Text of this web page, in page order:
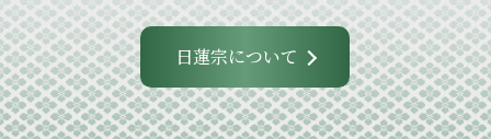
日蓮宗について